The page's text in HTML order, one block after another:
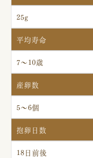
25g
平均寿命
7～10歳
産卵数
5～6個
抱卵日数
18日前後